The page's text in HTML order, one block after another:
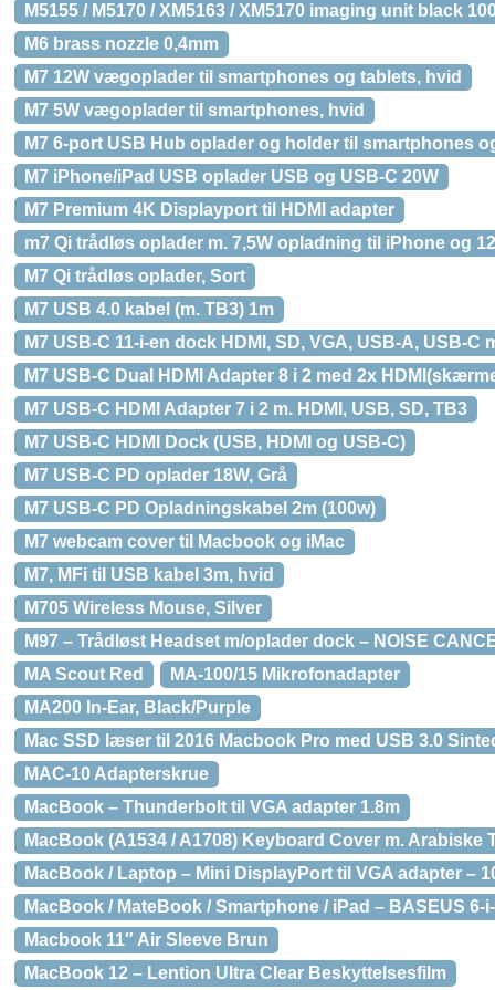
M5155 / M5170 / XM5163 / XM5170 imaging unit black
M6 brass nozzle 0,4mm
M7 12W vægoplader til smartphones og tablets, hvid
M7 5W vægoplader til smartphones, hvid
M7 6-port USB Hub oplader og holder til smartphones
M7 iPhone/iPad USB oplader USB og USB-C 20W
M7 Premium 4K Displayport til HDMI adapter
m7 Qi trådløs oplader m. 7,5W opladning til iPhone og
M7 Qi trådløs oplader, Sort
M7 USB 4.0 kabel (m. TB3) 1m
M7 USB-C 11-i-en dock HDMI, SD, VGA, USB-A, USB-C
M7 USB-C Dual HDMI Adapter 8 i 2 med 2x
M7 USB-C HDMI Adapter 7 i 2 m. HDMI, USB, SD, TB3
M7 USB-C HDMI Dock (USB, HDMI og USB-C)
M7 USB-C PD oplader 18W, Grå
M7 USB-C PD Opladningskabel 2m (100w)
M7 webcam cover til Macbook og iMac
M7, MFi til USB kabel 3m, hvid
M705 Wireless Mouse, Silver
M97 – Trådløst Headset m/oplader dock – NOISE
MA Scout Red
MA-100/15 Mikrofonadapter
MA200 In-Ear, Black/Purple
Mac SSD læser til 2016 Macbook Pro med USB 3.0
MAC-10 Adapterskrue
MacBook – Thunderbolt til VGA adapter 1.8m
MacBook (A1534 / A1708) Keyboard Cover m. Arabiske
MacBook / Laptop – Mini DisplayPort til VGA adapter –
MacBook / MateBook / Smartphone / iPad – BASEUS 6-
Macbook 11″ Air Sleeve Brun
MacBook 12 – Lention Ultra Clear Beskyttelsesfilm